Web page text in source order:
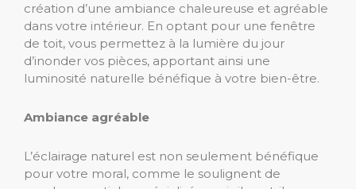
création d’une ambiance chaleureuse et agréable
dans votre intérieur. En optant pour une fenêtre
de toit, vous permettez à la lumière du jour
d’inonder vos pièces, apportant ainsi une
luminosité naturelle bénéfique à votre bien-être.
Ambiance agréable
L’éclairage naturel est non seulement bénéfique
pour votre moral, comme le soulignent de